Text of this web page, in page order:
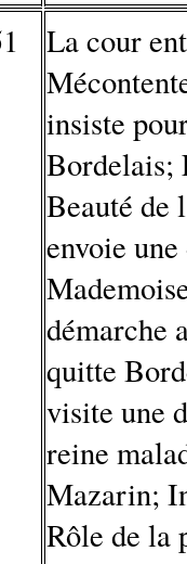
La cour
insiste
Bordelais;
Beauté de
envoie
démarche
quitte
visite une
reine
Mazarin;
Rôle de la